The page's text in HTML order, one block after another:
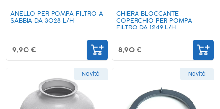
ANELLO PER POMPA FILTRO A
SABBIA DA 3028 L/H
9,90 €
GHIERA BLOCCANTE
COPERCHIO PER POMPA
FILTRO DA 1249 L/H
8,90 €
Novità Novità